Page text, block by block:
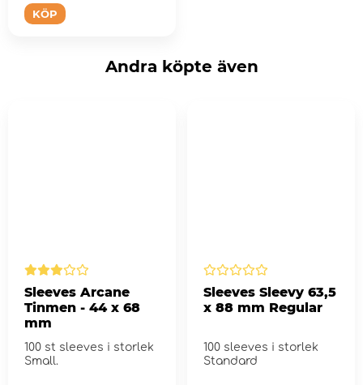
KÖP
Andra köpte även
Sleeves Arcane
Tinmen - 44 x 68
mm
100 st sleeves i storlek
Small.
Sleeves Sleevy 63,5
x 88 mm Regular
100 sleeves i storlek
Standard